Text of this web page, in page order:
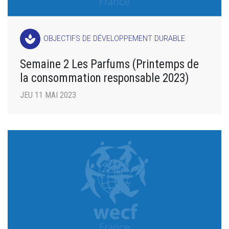
spa OBJECTIFS DE DÉVELOPPEMENT DURABLE
Semaine 2 Les Parfums (Printemps de
la consommation responsable 2023)
JEU 11 MAI 2023